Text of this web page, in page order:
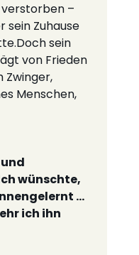
–
sein Zuhause
sein
von Frieden
Zwinger,
Menschen,
wünschte,
…
ich ihn